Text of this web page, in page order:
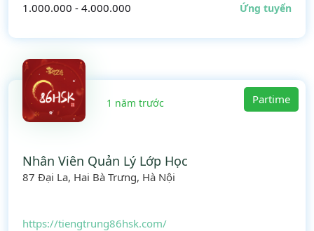
1.000.000 - 4.000.000 Ứng tuyển
1 năm trước Partime
Nhân Viên Quản Lý Lớp Học
87 Đại La, Hai Bà Trưng, Hà Nội
https://tiengtrung86hsk.com/